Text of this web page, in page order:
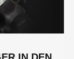
IN DEN